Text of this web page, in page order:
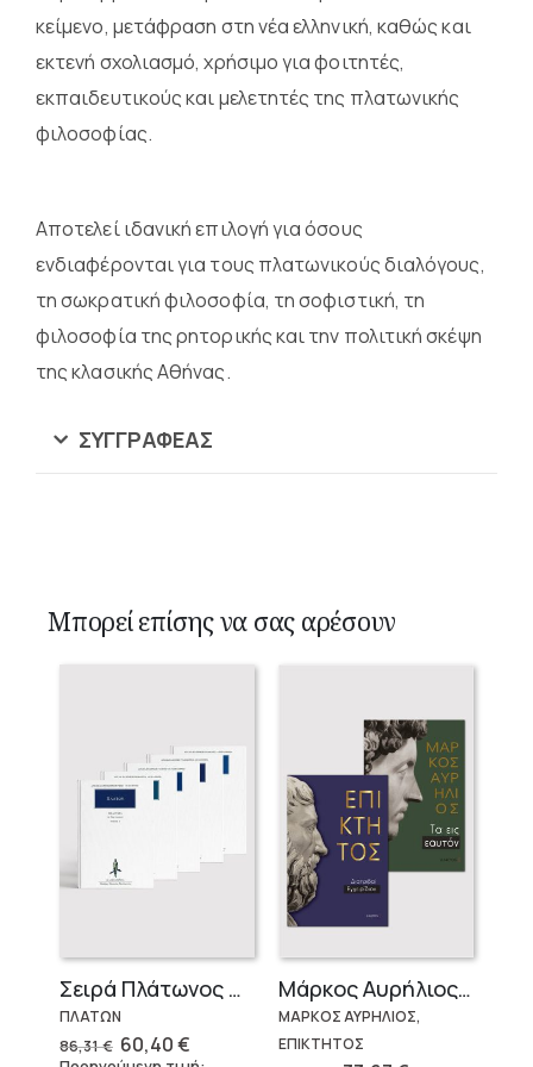
κείμενο, μετάφραση στη νέα ελληνική, καθώς και
εκτενή σχολιασμό, χρήσιμο για φοιτητές,
εκπαιδευτικούς και μελετητές της πλατωνικής
φιλοσοφίας.
Αποτελεί ιδανική επιλογή για όσους
ενδιαφέρονται για τους πλατωνικούς διαλόγους,
τη σωκρατική φιλοσοφία, τη σοφιστική, τη
φιλοσοφία της ρητορικής και την πολιτική σκέψη
της κλασικής Αθήνας.
ΣΥΓΓΡΑΦΈΑΣ
Μπορεί επίσης να σας αρέσουν
Σειρά Πλάτωνος Πολιτεία
ΠΛΑΤΩΝ
86,31€ Original
price
60,40€Η
τρέχουσα
Μάρκος Αυρήλιος & Επίκτητος (Επίτομα)
ΜΑΡΚΟΣ ΑΥΡΗΛΙΟΣ,
ΕΠΙΚΤΗΤΟΣ